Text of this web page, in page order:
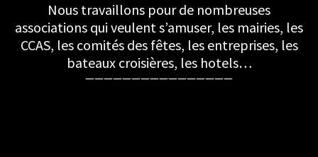
Nous travaillons pour de nombreuses
associations qui veulent s’amuser, les mairies, les
CCAS, les comités des fêtes, les entreprises, les
bateaux croisières, les hotels…
————————————————